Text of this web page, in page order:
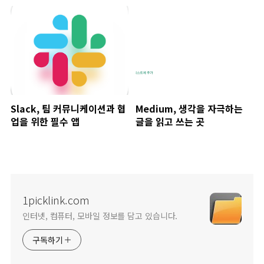
Slack, 팀 커뮤니케이션과 협
업을 위한 필수 앱
Medium, 생각을 자극하는
글을 읽고 쓰는 곳
1picklink.com
인터넷, 컴퓨터, 모바일 정보를 담고 있습니다.
구독하기